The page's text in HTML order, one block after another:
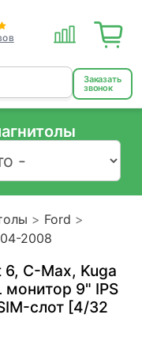
Заказать
звонок
Ford
2008
6, C-Max, Kuga
монитор 9" IPS
слот [4/32